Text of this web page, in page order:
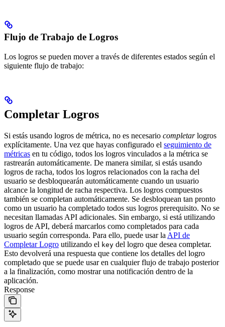
Flujo de Trabajo de Logros
Los logros se pueden mover a través de diferentes estados según el
siguiente flujo de trabajo:
Completar Logros
Si estás usando logros de métrica, no es necesario completarlogros
explícitamente. Una vez que hayas configurado el seguimiento de
métricas en tu código, todos los logros vinculados a la métrica se
rastrearán automáticamente. De manera similar, si estás usando
logros de racha, todos los logros relacionados con la racha del
usuario se desbloquearán automáticamente cuando un usuario
alcance la longitud de racha respectiva. Los logros compuestos
también se completan automáticamente. Se desbloquean tan pronto
como un usuario ha completado todos sus logros prerequisito. No se
necesitan llamadas API adicionales. Sin embargo, si está utilizando
logros de API, deberá marcarlos como completados para cada
usuario según corresponda. Para ello, puede usar la API de
Completar Logro utilizando el key del logro que desea completar.
Esto devolverá una respuesta que contiene los detalles del logro
completado que se puede usar en cualquier flujo de trabajo posterior
a la finalización, como mostrar una notificación dentro de la
aplicación.
Response